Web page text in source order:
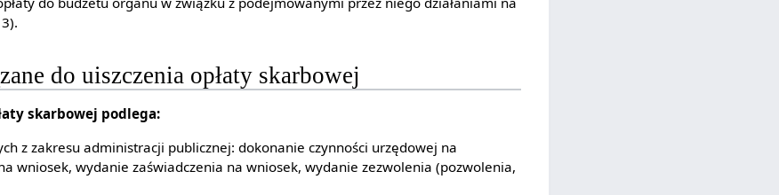
do uiszczenia opłaty skarbowej
skarbowej podlega:
z zakresu administracji publicznej: dokonanie czynności urzędowej na
wniosek, wydanie zaświadczenia na wniosek, wydanie zezwolenia (pozwolenia,